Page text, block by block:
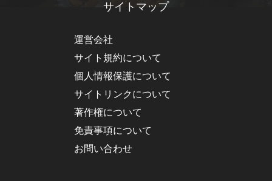
サイトマップ
運営会社
サイト規約について
個人情報保護について
サイトリンクについて
著作権について
免責事項について
お問い合わせ